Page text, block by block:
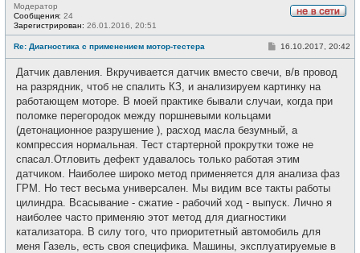
с
е
Модератор
Сообщения: 24
Зарегистрирован: 26.01.2016, 20:51
Re: Диагностика с применением мотор-тестера
С
б
щ
н
16.10.2017, 20:42
Датчик давления. Вкручивается датчик вместо свечи, в/в провод
на разрядник, чтоб не спалить КЗ, и анализируем картинку на
работающем моторе. В моей практике бывали случаи, когда при
поломке перегородок между поршневыми кольцами
(детонационное разрушение ), расход масла безумный, а
компрессия нормальная. Тест стартерной прокрутки тоже не
спасал.Отловить дефект удавалось только работая этим
датчиком. Наиболее широко метод применяется для анализа фаз
ГРМ. Но тест весьма универсален. Мы видим все такты работы
цилиндра. Всасывание - сжатие - рабочий ход - выпуск. Лично я
наиболее часто применяю этот метод для диагностики
катализатора. В силу того, что приоритетный автомобиль для
меня Газель, есть своя специфика. Машины, эксплуатируемые в